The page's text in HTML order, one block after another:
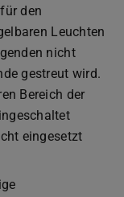
den
Leuchten
nicht
gestreut wird.
Bereich der
eingesetzt